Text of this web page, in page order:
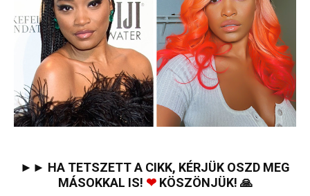
►► HA TETSZETT A CIKK, KÉRJÜK OSZD MEG
MÁSOKKAL IS! ❤KÖSZÖNJÜK! 🙏